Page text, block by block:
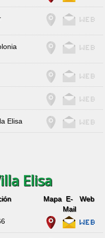
Elisa
Elisa
Mapa E-
Mail
Web